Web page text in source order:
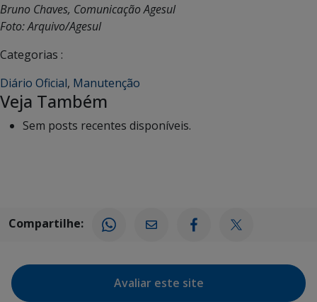
Bruno Chaves, Comunicação Agesul
Foto: Arquivo/Agesul
Categorias :
Diário Oficial, Manutenção
Veja Também
Sem posts recentes disponíveis.
Compartilhe:
Avaliar este site